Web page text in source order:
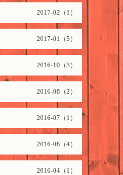
2017-02（1）
2017-01（5）
2016-10（3）
2016-08（2）
2016-07（1）
2016-06（4）
2016-04（1）